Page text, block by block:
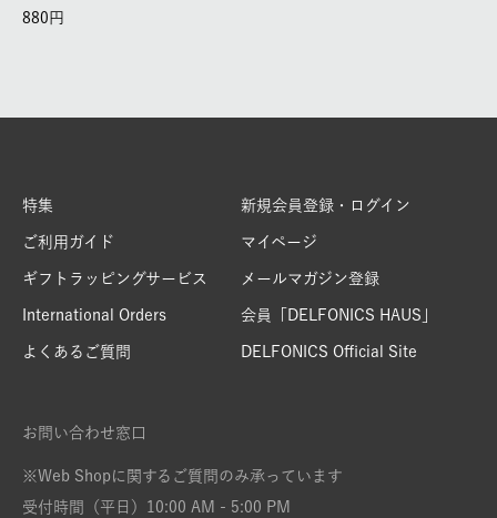
880
特集
ご利用ガイド
ギフトラッピングサービス
International Orders
よくあるご質問
新規会員登録・ログイン
マイページ
メールマガジン登録
会員「DELFONICS HAUS」
DELFONICS Official Site
お問い合わせ窓口
※Web Shopに関するご質問のみ承っています
受付時間（平日）10:00 AM - 5:00 PM